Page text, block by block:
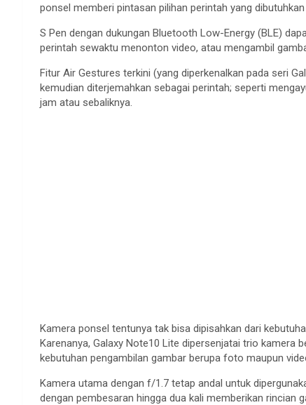
ponsel memberi pintasan pilihan perintah yang
S Pen dengan dukungan Bluetooth Low-Energy (BLE)
perintah sewaktu menonton video, atau mengambil
Fitur Air Gestures terkini (yang diperkenalkan pada seri
kemudian diterjemahkan sebagai perintah; seperti
jam atau sebaliknya.
Kamera ponsel tentunya tak bisa dipisahkan dari
Karenanya, Galaxy Note10 Lite dipersenjatai trio kamera
kebutuhan pengambilan gambar berupa foto maupun
Kamera utama dengan f/1.7 tetap andal untuk
dengan pembesaran hingga dua kali memberikan rincian